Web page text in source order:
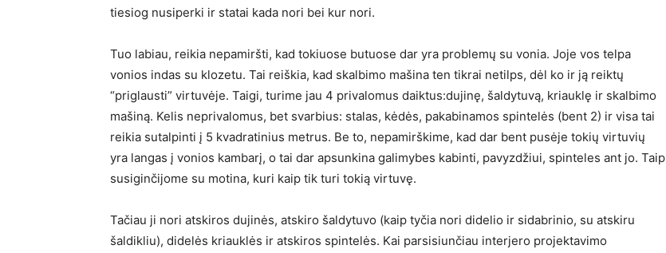
tiesiog nusiperki ir statai kada nori bei kur nori.
Tuo labiau, reikia nepamiršti, kad tokiuose butuose dar yra problemų su vonia. Joje vos telpa
vonios indas su klozetu. Tai reiškia, kad skalbimo mašina ten tikrai netilps, dėl ko ir ją reiktų
“priglausti” virtuvėje. Taigi, turime jau 4 privalomus daiktus:dujinę, šaldytuvą, kriauklę ir skalbimo
mašiną. Kelis neprivalomus, bet svarbius: stalas, kėdės, pakabinamos spintelės (bent 2) ir visa tai
reikia sutalpinti į 5 kvadratinius metrus. Be to, nepamirškime, kad dar bent pusėje tokių virtuvių
yra langas į vonios kambarį, o tai dar apsunkina galimybes kabinti, pavyzdžiui, spinteles ant jo. Taip
susiginčijome su motina, kuri kaip tik turi tokią virtuvę.
Tačiau ji nori atskiros dujinės, atskiro šaldytuvo (kaip tyčia nori didelio ir sidabrinio, su atskiru
šaldikliu), didelės kriauklės ir atskiros spintelės. Kai parsisiunčiau interjero projektavimo